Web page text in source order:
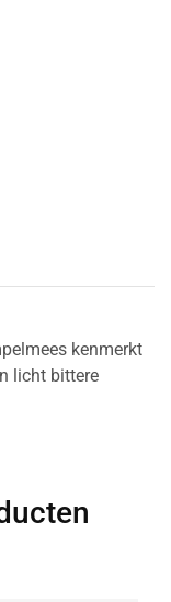
kenmerkt
licht bittere